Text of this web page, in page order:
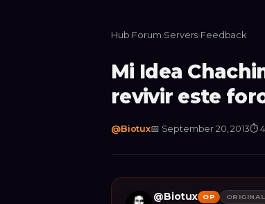
Hub›Forum›Servers›Feedback
Mi Idea
revivir este
@Biotux📅 September 20, 2013⏱
@Biotux OP ORIGINAL